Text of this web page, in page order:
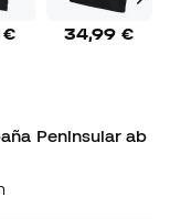
€ 34,99 €
Peninsular ab